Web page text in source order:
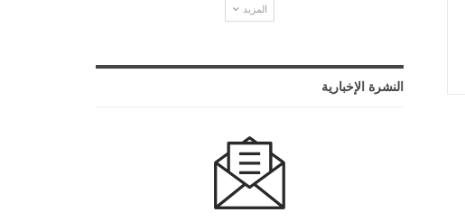
المزيد
النشرة الإخبارية